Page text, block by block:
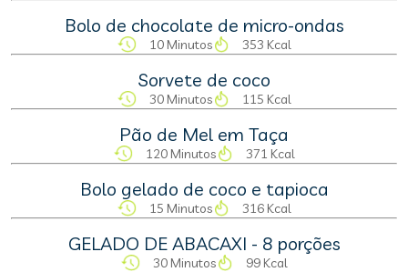
Bolo de chocolate de micro-ondas
10 Minutos 353 Kcal
Sorvete de coco
30 Minutos 115 Kcal
Pão de Mel em Taça
120 Minutos 371 Kcal
Bolo gelado de coco e tapioca
15 Minutos 316 Kcal
GELADO DE ABACAXI - 8 porções
30 Minutos 99 Kcal